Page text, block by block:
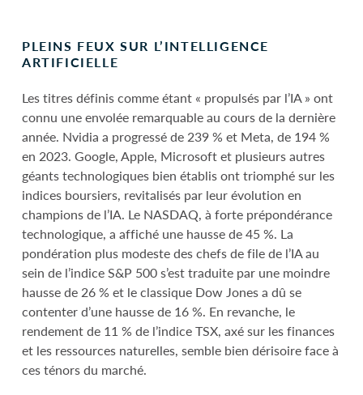
PLEINS FEUX SUR L’INTELLIGENCE
ARTIFICIELLE
Les titres définis comme étant « propulsés par l’IA » ont
connu une envolée remarquable au cours de la dernière
année. Nvidia a progressé de 239 % et Meta, de 194 %
en 2023. Google, Apple, Microsoft et plusieurs autres
géants technologiques bien établis ont triomphé sur les
indices boursiers, revitalisés par leur évolution en
champions de l’IA. Le NASDAQ, à forte prépondérance
technologique, a affiché une hausse de 45 %. La
pondération plus modeste des chefs de file de l’IA au
sein de l’indice S&P 500 s’est traduite par une moindre
hausse de 26 % et le classique Dow Jones a dû se
contenter d’une hausse de 16 %. En revanche, le
rendement de 11 % de l’indice TSX, axé sur les finances
et les ressources naturelles, semble bien dérisoire face à
ces ténors du marché.